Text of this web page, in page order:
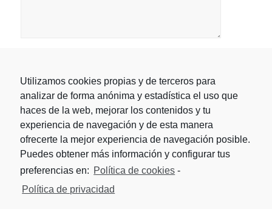
Utilizamos cookies propias y de terceros para
analizar de forma anónima y estadística el uso que
haces de la web, mejorar los contenidos y tu
experiencia de navegación y de esta manera
ofrecerte la mejor experiencia de navegación posible.
Puedes obtener más información y configurar tus
preferencias en: Política de cookies -
Política de privacidad